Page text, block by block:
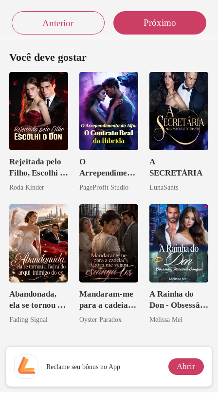
Anterior Próximo
Você deve gostar
Rejeitada pelo
Filho, Escolhi o
Don
Roda Kinder
O
Arrependiment
o do Alfa: O
da Híbrida
PageProfit Studio
A
SECRETÁRIA
LunaSants
Abandonada,
ela se tornou a
noiva do arqui-
Fading Signal
Mandaram-me
para a cadeia?
Agora me
Oyster Paradox
A Rainha do
Don - Obsessão,
Paixão e Sangue
Melissa Mel
Reclame seu bônus no App Abrir